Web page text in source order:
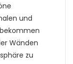
und
Wänden
zu